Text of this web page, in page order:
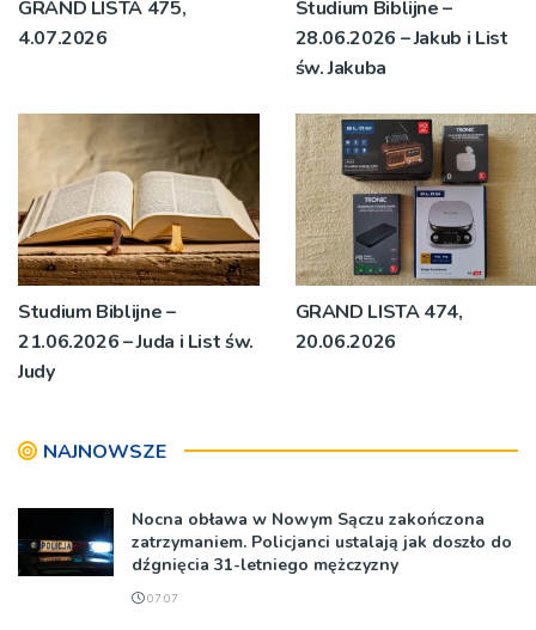
GRAND LISTA 475,
4.07.2026
Studium Biblijne –
28.06.2026 – Jakub i List
św. Jakuba
Studium Biblijne –
21.06.2026 – Juda i List św.
Judy
GRAND LISTA 474,
20.06.2026
NAJNOWSZE
Nocna obława w Nowym Sączu zakończona
zatrzymaniem. Policjanci ustalają jak doszło do
dźgnięcia 31-letniego mężczyzny
07:07